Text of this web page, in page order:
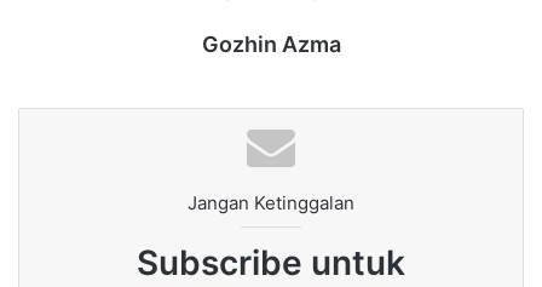
Gozhin Azma
Jangan Ketinggalan
Subscribe untuk